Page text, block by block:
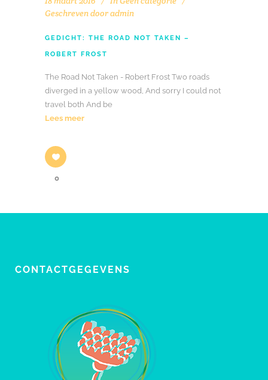
Geschreven dooradmin
GEDICHT: THE ROAD NOT TAKEN –
ROBERT FROST
The Road Not Taken - Robert Frost Two roads
diverged in a yellow wood, And sorry I could not
travel both And be
Lees meer
0
CONTACTGEGEVENS